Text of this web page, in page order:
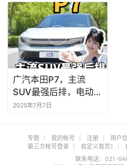
广汽本田P7，主流
SUV最强后排，电动新
选择
2025年7月7日
专题 我的帐号 注册 用户
第三方帐号登录
自定义首页1
联系电话：021-